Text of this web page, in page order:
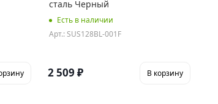
сталь Черный
Есть в наличии
Арт.: SUS128BL-001F
2 509 ₽ В корзину